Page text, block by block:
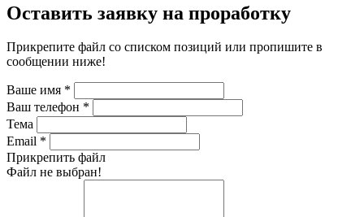
Оставить заявку на проработку
Прикрепите файл со списком позиций или пропишите в
сообщении ниже!
Ваше имя *
Ваш телефон *
Тема
Email *
Прикрепить файл
Файл не выбран!